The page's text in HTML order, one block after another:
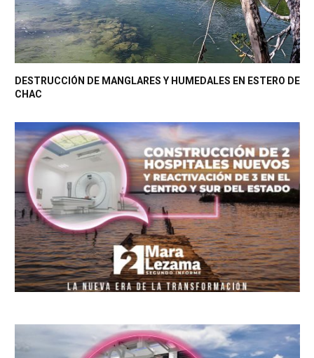
DESTRUCCIÓN DE MANGLARES Y HUMEDALES EN ESTERO DE
CHAC